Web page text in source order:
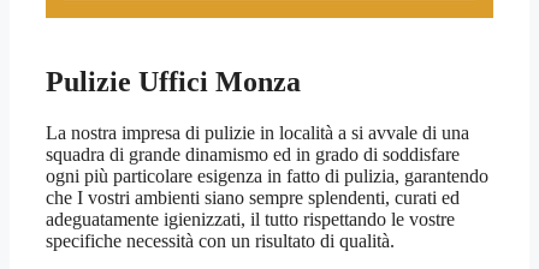
Pulizie Uffici Monza
La nostra impresa di pulizie in località a si avvale di una
squadra di grande dinamismo ed in grado di soddisfare
ogni più particolare esigenza in fatto di pulizia, garantendo
che I vostri ambienti siano sempre splendenti, curati ed
adeguatamente igienizzati, il tutto rispettando le vostre
specifiche necessità con un risultato di qualità.